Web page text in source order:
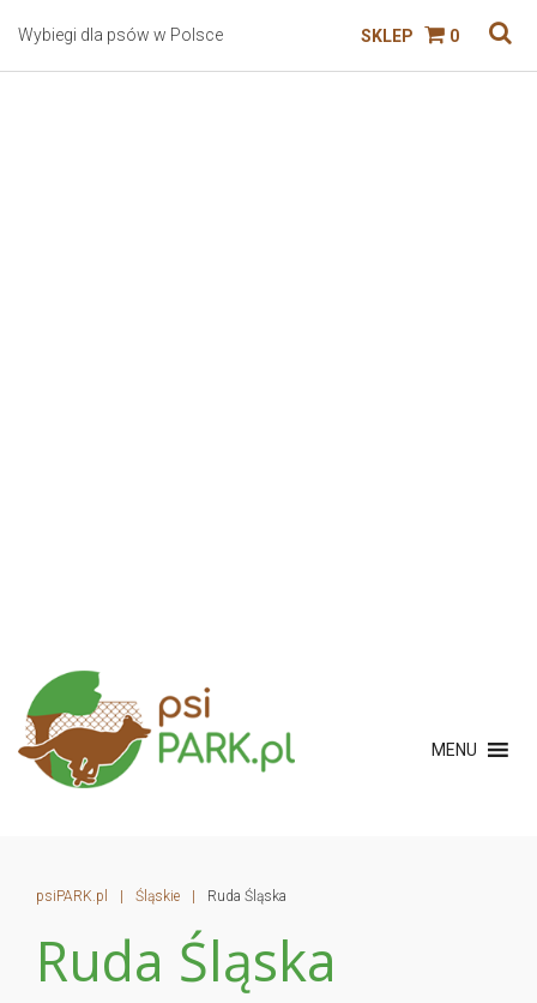
Wybiegi dla psów w Polsce SKLEP 0
MENU
psiPARK.pl | Śląskie | Ruda Śląska
Ruda Śląska